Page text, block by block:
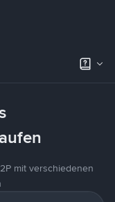
mit verschiedenen